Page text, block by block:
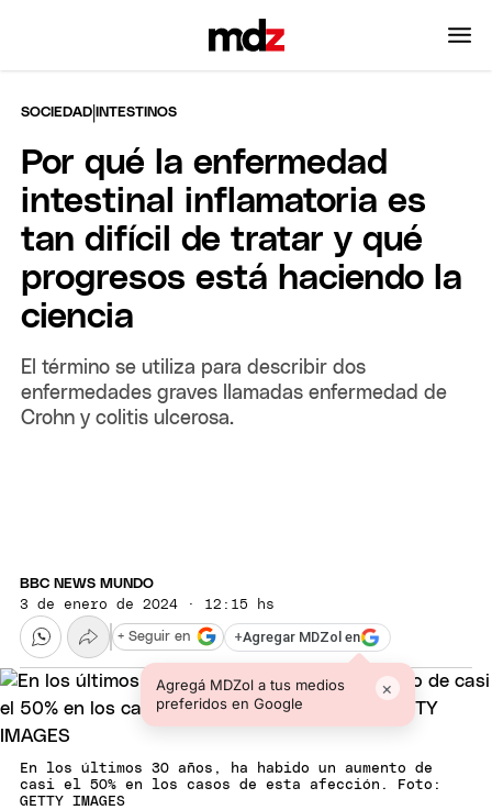
SOCIEDAD | INTESTINOS
Por qué la enfermedad
intestinal inflamatoria es
tan difícil de tratar y qué
progresos está haciendo la
ciencia
El término se utiliza para describir dos
enfermedades graves llamadas enfermedad de
Crohn y colitis ulcerosa.
BBC NEWS MUNDO
3 de enero de 2024 · 12:15 hs
+Agregar MDZol en
Agregá MDZol a tus medios
preferidos en Google
×
+ Seguir en
En los últimos 30 años, ha habido un aumento de
casi el 50% en los casos de esta afección. Foto:
GETTY IMAGES